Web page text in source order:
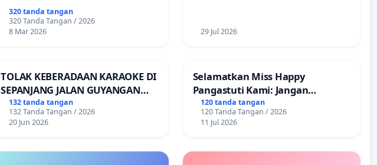
DIKELUARKANNYA SK KONTRAK
UPAH DAN KEJELASAN SUMBER GAJI
320 tanda tangan
320 Tanda Tangan / 2026
8 Mar 2026
29 Jul 2026
TOLAK KEBERADAAN KARAOKE DI
SEPANJANG JALAN GUYANGAN
(Trangkil) - JETAK (Wedarijaksa)
Kab. PATI
132 tanda tangan
132 Tanda Tangan / 2026
20 Jun 2026
Selamatkan Miss Happy
Pangastuti Kami: Jangan
Putuskan Pengabdian yang Telah
Teruji
120 tanda tangan
120 Tanda Tangan / 2026
11 Jul 2026